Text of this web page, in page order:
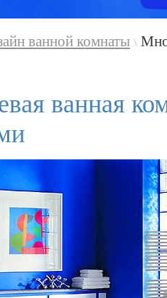
ванной комнаты \
ванная